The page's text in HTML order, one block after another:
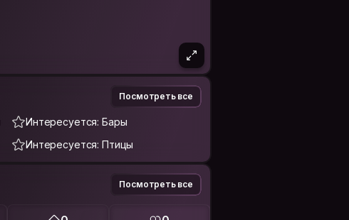
Посмотреть все
Интересуется: Бары
Интересуется: Птицы
Посмотреть все